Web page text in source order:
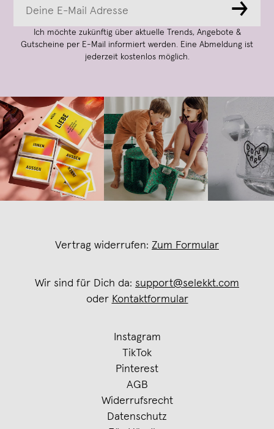
→
Ich möchte zukünftig über aktuelle Trends, Angebote &
Gutscheine per E-Mail informiert werden. Eine Abmeldung ist
jederzeit kostenlos möglich.
Vertrag widerrufen: Zum Formular
Wir sind für Dich da: support@selekkt.com
oder Kontaktformular
Instagram
TikTok
Pinterest
AGB
Widerrufsrecht
Datenschutz